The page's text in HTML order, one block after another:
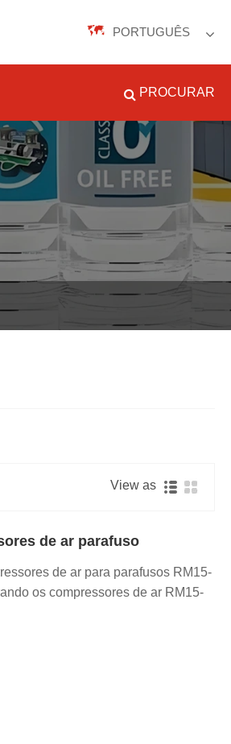
PORTUGUÊS
English
Español
Português
русский
Français
Deutsch
PROCURAR
View as
de ar parafuso
de ar para parafusos RM15-
os compressores de ar RM15-